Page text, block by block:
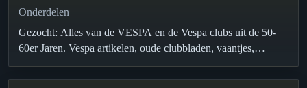
Onderdelen
Gezocht: Alles van de VESPA en de Vespa clubs uit de 50-
60er Jaren. Vespa artikelen, oude clubbladen, vaantjes,
folders, plaquettes,…